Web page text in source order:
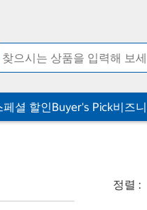
페셜 할인Buyer's Pick비즈
정렬 :